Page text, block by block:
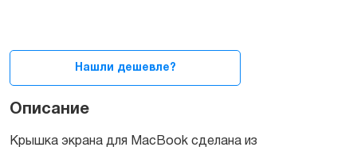
A1226
A1150
quantity
Нашли дешевле?
Описание
Крышка экрана для MacBook сделана из